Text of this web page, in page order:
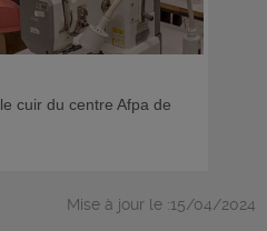
cuir du centre Afpa de
Mise à jour le :15/04/2024